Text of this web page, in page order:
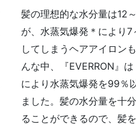
髪の理想的な水分量は12
が、水蒸気爆発＊により
してしまうヘアアイロン
んな中、『EVERRON』
により水蒸気爆発を99％
ました。髪の水分量を十
ることができるので、髪